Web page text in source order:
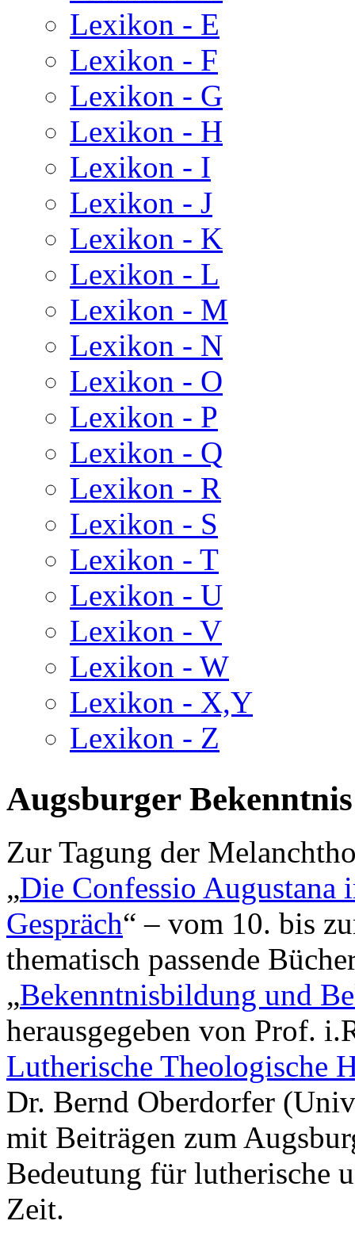
Lexikon - E
Lexikon - F
Lexikon - G
Lexikon - H
Lexikon - I
Lexikon - J
Lexikon - K
Lexikon - L
Lexikon - M
Lexikon - N
Lexikon - O
Lexikon - P
Lexikon - Q
Lexikon - R
Lexikon - S
Lexikon - T
Lexikon - U
Lexikon - V
Lexikon - W
Lexikon - X,Y
Lexikon - Z
Augsburger
Zur Tagung der
„Die Confessio Augustana
Gespräch“ – vom 10. bis
thematisch passende
„Bekenntnisbildung und
herausgegeben von Prof.
Lutherische Theologische
Dr. Bernd Oberdorfer
mit Beiträgen zum
Bedeutung für lutherische
Zeit.